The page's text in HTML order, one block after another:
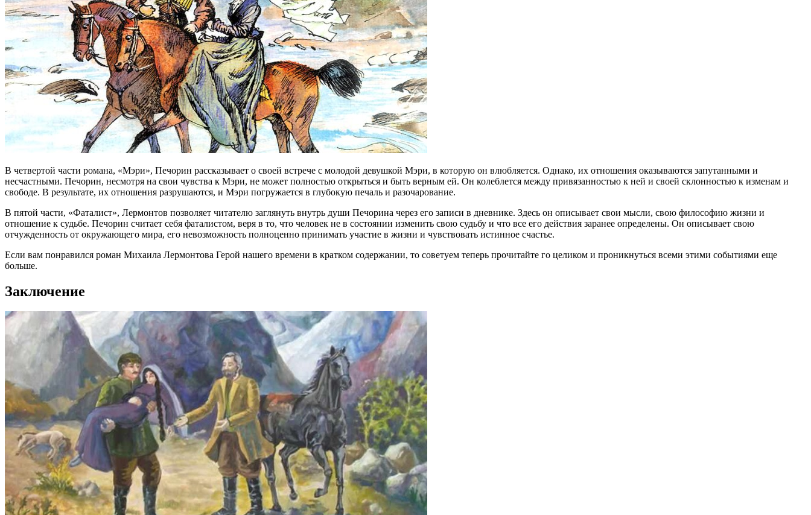
В четвертой части романа, «Мэри», Печорин рассказывает о своей встрече с молодой девушкой Мэри, в которую он влюбляется. Однако, их отношения оказываются запутанными и
несчастными. Печорин, несмотря на свои чувства к Мэри, не может полностью открыться и быть верным ей. Он колеблется между привязанностью к ней и своей склонностью к изменам и
свободе. В результате, их отношения разрушаются, и Мэри погружается в глубокую печаль и разочарование.
В пятой части, «Фаталист», Лермонтов позволяет читателю заглянуть внутрь души Печорина через его записи в дневнике. Здесь он описывает свои мысли, свою философию жизни и
отношение к судьбе. Печорин считает себя фаталистом, веря в то, что человек не в состоянии изменить свою судьбу и что все его действия заранее определены. Он описывает свою
отчужденность от окружающего мира, его невозможность полноценно принимать участие в жизни и чувствовать истинное счастье.
Если вам понравился роман Михаила Лермонтова Герой нашего времени в кратком содержании, то советуем теперь прочитайте го целиком и проникнуться всеми этими событиями еще
больше.
Заключение